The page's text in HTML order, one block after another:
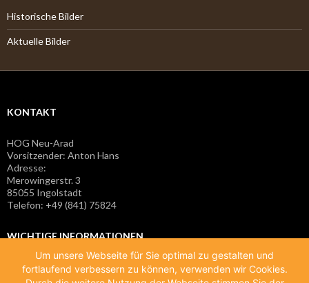
Historische Bilder
Aktuelle Bilder
KONTAKT
HOG Neu-Arad
Vorsitzender: Anton Hans
Adresse:
Merowingerstr. 3
85055 Ingolstadt
Telefon: +49 (841) 75824
WICHTIGE INFORMATIONEN
Impressum
Um unsere Webseite für Sie optimal zu gestalten und
fortlaufend verbessern zu können, verwenden wir Cookies.